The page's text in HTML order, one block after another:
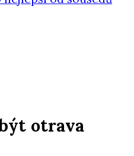
otrava